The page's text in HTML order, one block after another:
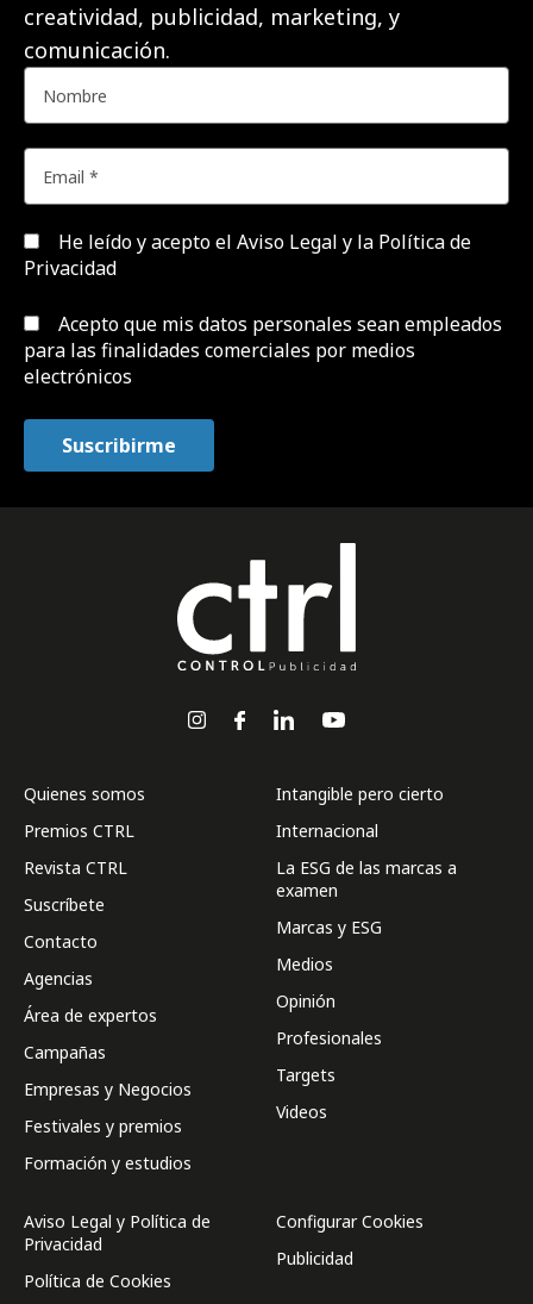
creatividad, publicidad, marketing, y
comunicación.
He leído y acepto el Aviso Legal y la Política de
Privacidad
Acepto que mis datos personales sean empleados
para las finalidades comerciales por medios
electrónicos
Quienes somos
Premios CTRL
Revista CTRL
Suscríbete
Contacto
Agencias
Área de expertos
Campañas
Empresas y Negocios
Festivales y premios
Formación y estudios
Intangible pero cierto
Internacional
La ESG de las marcas a
examen
Marcas y ESG
Medios
Opinión
Profesionales
Targets
Videos
Aviso Legal y Política de
Privacidad
Política de Cookies
Configurar Cookies
Publicidad